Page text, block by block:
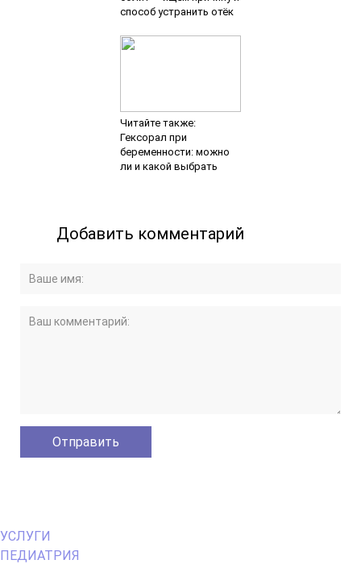
способ устранить отёк
Читайте также:
Гексорал при
беременности: можно
ли и какой выбрать
Добавить комментарий
Primary
Menu
УСЛУГИ
ПЕДИАТРИЯ